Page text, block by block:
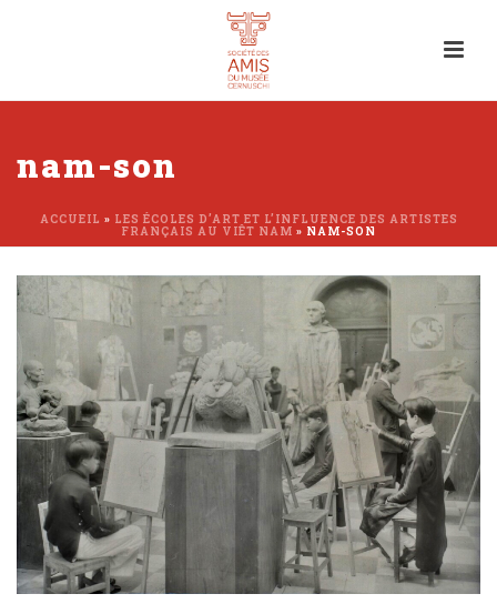
nam-son
ACCUEIL » LES ÉCOLES D’ART ET L’INFLUENCE DES ARTISTES
FRANÇAIS AU VIÊT NAM » NAM-SON